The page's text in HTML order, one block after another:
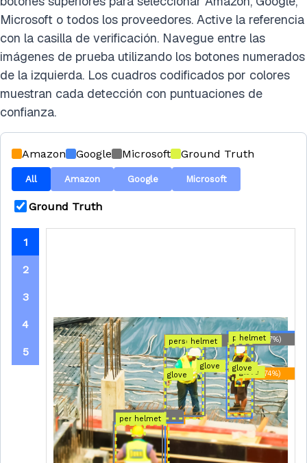
Microsoft o todos los proveedores. Active la referencia
con la casilla de verificación. Navegue entre las
imágenes de prueba utilizando los botones numerados
de la izquierda. Los cuadros codificados por colores
muestran cada detección con puntuaciones de
confianza.